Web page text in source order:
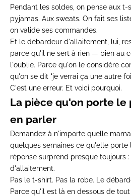
Pendant les soldes, on pense aux t-
pyjamas. Aux sweats. On fait ses
on valide ses commandes.
Et le débardeur d'allaitement, lui,
parce qu'il ne sert à rien — bien au
l'oublie. Parce qu'on le considère
qu'on se dit "je verrai ça une autre
C'est une erreur. Et voici pourquoi.
La pièce qu'on porte le
en parler
Demandez à n'importe quelle
quelques semaines ce qu'elle porte
réponse surprend presque toujours
d'allaitement.
Pas le t-shirt. Pas la robe.
Le
Parce qu'il est là en dessous de tout